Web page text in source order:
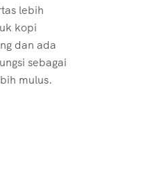
lebih
kopi
dan ada
sebagai
mulus.